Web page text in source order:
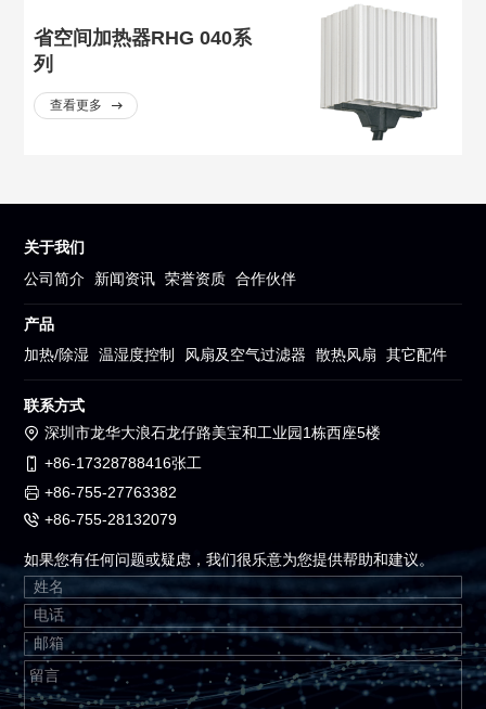
省空间加热器RHG 040系
列
查看更多
关于我们
公司简介
新闻资讯 荣誉资质 合作伙伴
产品
加热/除湿 温湿度控制 风扇及空气过滤器 散热风扇 其它配件
联系方式
深圳市龙华大浪石龙仔路美宝和工业园1栋西座5楼
+86-17328788416张工
+86-755-27763382
+86-755-28132079
如果您有任何问题或疑虑，我们很乐意为您提供帮助和建议。